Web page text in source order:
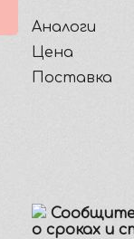
Аналоги
Цена
Поставка
о сроках и